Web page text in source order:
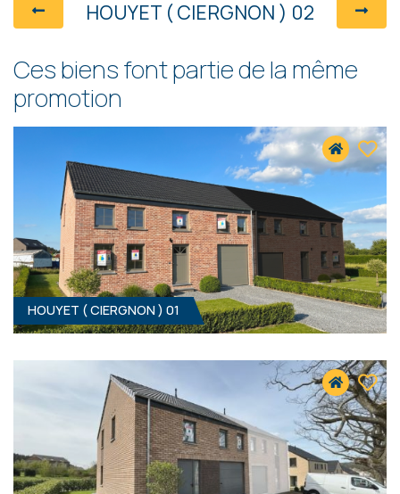
HOUYET ( CIERGNON ) 02
Ces biens font partie de la même
promotion
HOUYET ( CIERGNON ) 01